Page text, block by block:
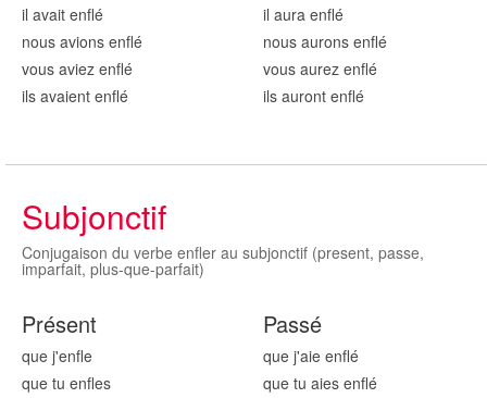
il avait enflé
nous avions enflé
vous aviez enflé
ils avaient enflé
il aura enflé
nous aurons enflé
vous aurez enflé
ils auront enflé
Subjonctif
Conjugaison du verbe enfler au subjonctif (present, passe,
imparfait, plus-que-parfait)
Présent
que j'enfle
que tu enfles
Passé
que j'aie enflé
que tu aies enflé